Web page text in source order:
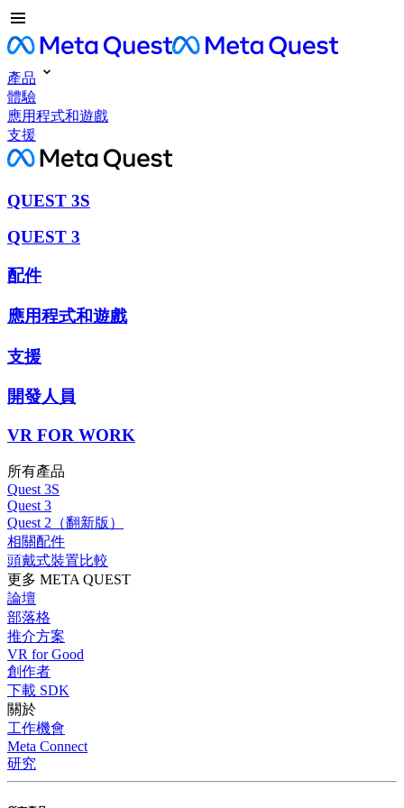
產品
體驗
應用程式和遊戲
支援
QUEST 3S
QUEST 3
配件
應用程式和遊戲
支援
開發人員
VR FOR WORK
所有產品
Quest 3S
Quest 3
Quest 2（翻新版）
相關配件
頭戴式裝置比較
更多 META QUEST
論壇
部落格
推介方案
VR for Good
創作者
下載 SDK
關於
工作機會
Meta Connect
研究